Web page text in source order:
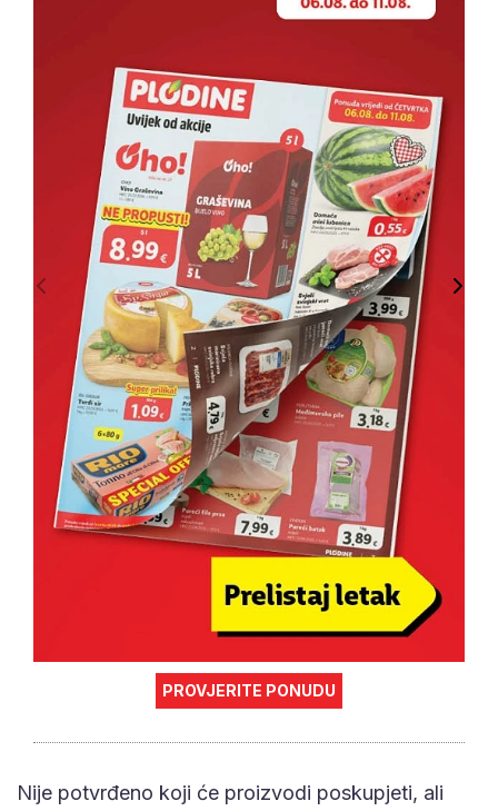
PROVJERITE PONUDU
Nije potvrđeno koji će proizvodi poskupjeti, ali